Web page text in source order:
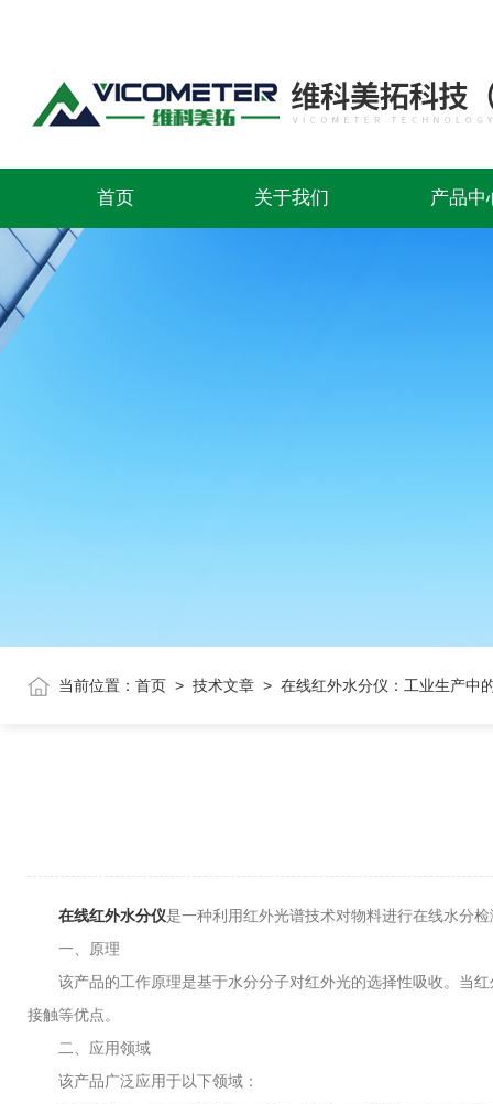
首页 关于我们 产品中
当前位置： 首页 > 技术文章 > 在线红外水分仪：工业生产中
在线红外水分仪是一种利用红外光谱技术对物料进行在线水分
一、原理
该产品的工作原理是基于水分分子对红外光的选择性吸收。当红
接触等优点。
二、应用领域
该产品广泛应用于以下领域：